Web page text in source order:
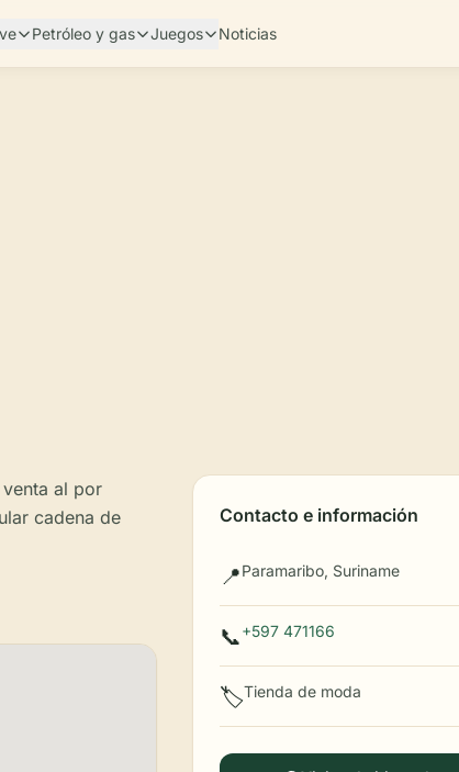
Petróleo y gas Juegos Noticias
al por
cadena de
Contacto e información
📍Paramaribo, Suriname
📞+597 471166
🏷️Tienda de moda